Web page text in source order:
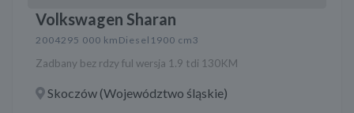
Volkswagen Sharan
2004295 000 km Diesel 1900 cm3
Zadbany bez rdzy ful wersja 1.9 tdi 130KM
Skoczów (Województwo śląskie)